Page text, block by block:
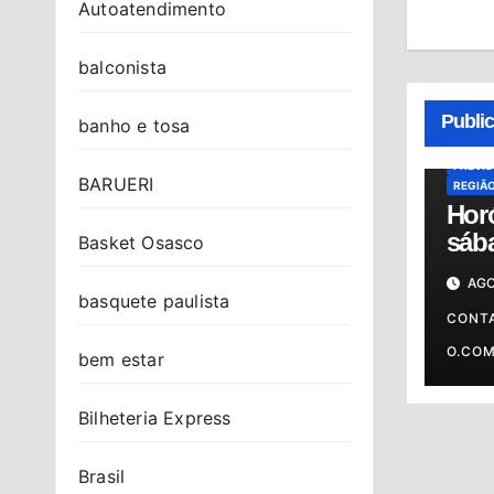
Autoatendimento
balconista
banho e tosa
BARUERI
Basket Osasco
basquete paulista
bem estar
Bilheteria Express
Brasil
do
O.COM